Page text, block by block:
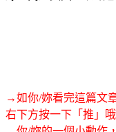
→如你/妳看完這篇文
右下方按一下「推」哦